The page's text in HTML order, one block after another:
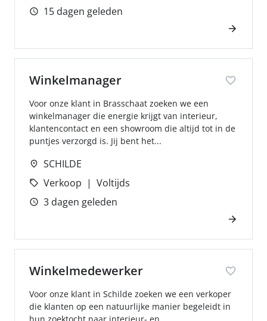
15 dagen geleden
Winkelmanager
Voor onze klant in Brasschaat zoeken we een
winkelmanager die energie krijgt van interieur,
klantencontact en een showroom die altijd tot in de
puntjes verzorgd is. Jij bent het...
SCHILDE
Verkoop
Voltijds
3 dagen geleden
Winkelmedewerker
Voor onze klant in Schilde zoeken we een verkoper
die klanten op een natuurlijke manier begeleidt in